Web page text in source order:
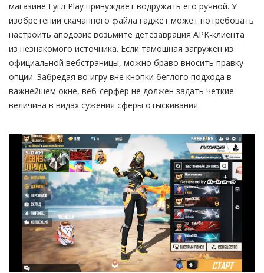
магазине Гугл Play принуждает водружать его ручной. У
изобретении скачанного файла гаджет может потребовать
настроить аподозис возьмите детезаврация APK-клиента
из незнакомого источника. Если тамошная загружен из
официальной вебстраницы, можно браво вносить правку
опции. Забредая во игру вне кнопки беглого подхода в
важнейшем окне, веб-серфер не должен задать четкие
величина в видах сужения сферы отыскивания.